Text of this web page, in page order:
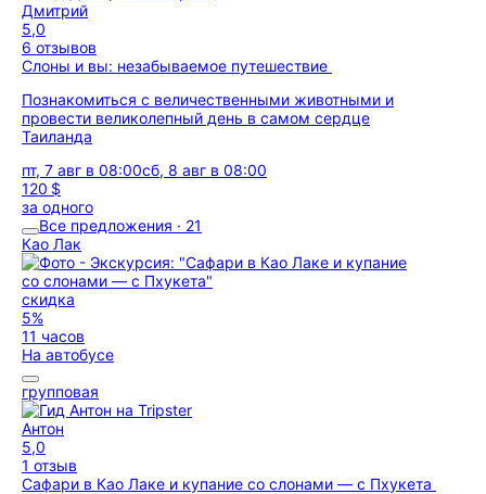
Дмитрий
5,0
6 отзывов
Слоны и вы: незабываемое путешествие
Познакомиться с величественными животными и
провести великолепный день в самом сердце
Таиланда
пт, 7 авг в 08:00сб, 8 авг в 08:00
120 $
за одного
Все предложения · 21
Као Лак
скидка
5%
11 часов
На автобусе
групповая
Антон
5,0
1 отзыв
Сафари в Као Лаке и купание со слонами — с Пхукета